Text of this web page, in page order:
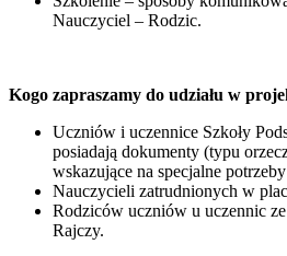
Nauczyciel – Rodzic.
Kogo zapraszamy do udziału w
Uczniów i uczennice Szkoły
posiadają dokumenty (typu
wskazujące na specjalne
Nauczycieli zatrudnionych w
Rodziców uczniów u uczennic
Rajczy.